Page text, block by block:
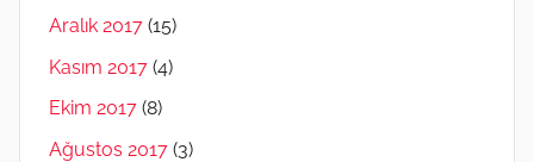
Aralık 2017 (15)
Kasım 2017 (4)
Ekim 2017 (8)
Ağustos 2017 (3)